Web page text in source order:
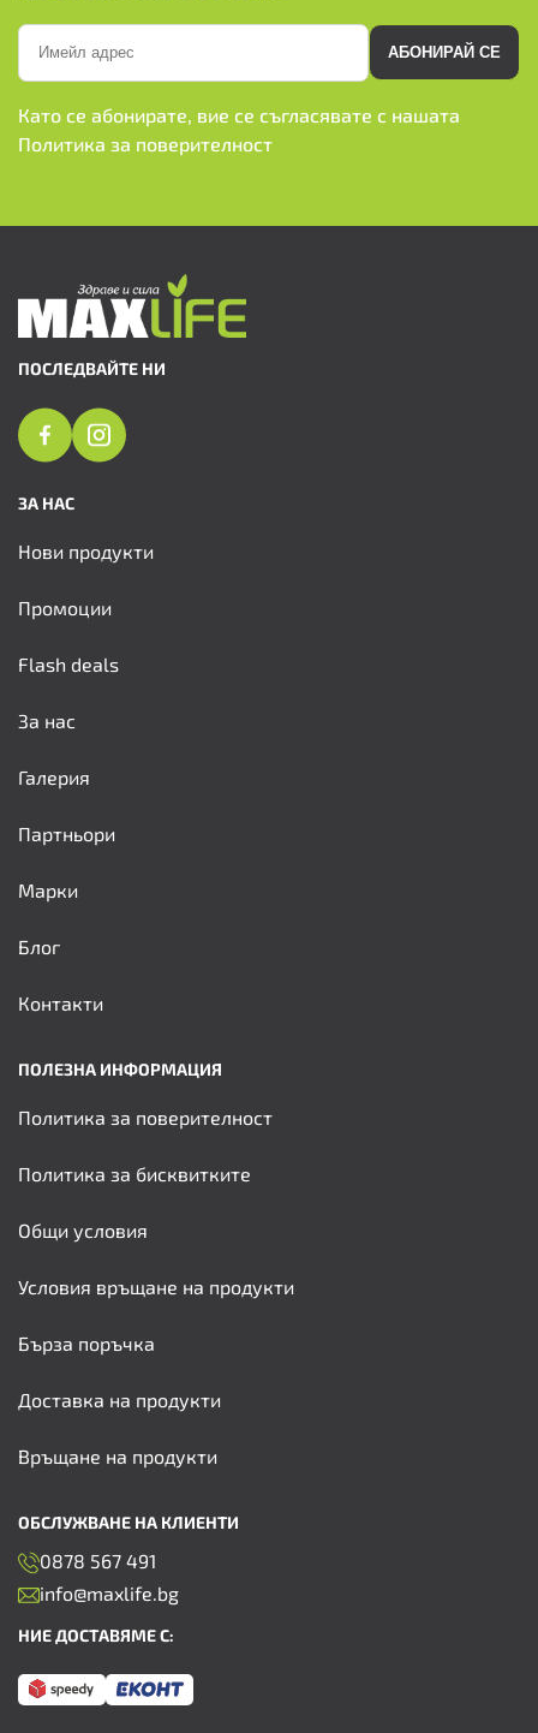
АБОНИРАЙ СЕ
Като се абонирате, вие се съгласявате с нашата
Политика за поверителност
ПОСЛЕДВАЙТЕ НИ
ЗА НАС
Нови продукти
Промоции
Flash deals
За нас
Галерия
Партньори
Марки
Блог
Контакти
ПОЛЕЗНА ИНФОРМАЦИЯ
Политика за поверителност
Политика за бисквитките
Общи условия
Условия връщане на продукти
Бърза поръчка
Доставка на продукти
Връщане на продукти
ОБСЛУЖВАНЕ НА КЛИЕНТИ
0878 567 491
info@maxlife.bg
НИЕ ДОСТАВЯМЕ С: